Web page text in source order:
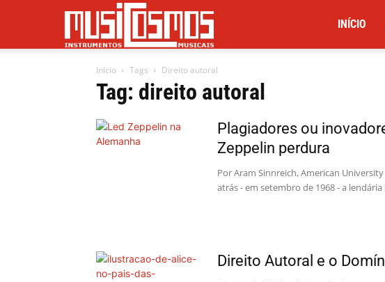
Musicosmos INÍCIO
Início Tags Direito autoral
Tag: direito autoral
Plagiadores ou
Zeppelin perdura
Por Aram Sinnreich, American
atrás - em setembro de 1968 - a
Direito Autoral e o